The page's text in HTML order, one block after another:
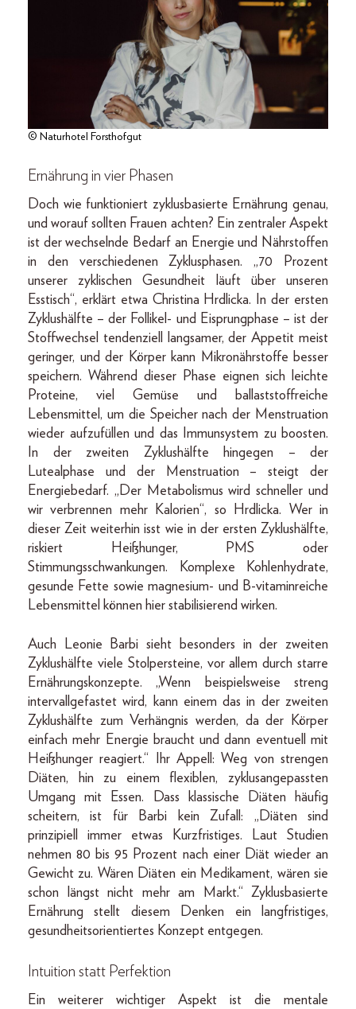
© Naturhotel Forsthofgut
Ernährung in vier Phasen
Doch wie funktioniert zyklusbasierte Ernährung genau,
und worauf sollten Frauen achten? Ein zentraler Aspekt
ist der wechselnde Bedarf an Energie und Nährstoffen
in den verschiedenen Zyklusphasen. „70 Prozent
unserer zyklischen Gesundheit läuft über unseren
Esstisch“, erklärt etwa Christina Hrdlicka. In der ersten
Zyklushälfte – der Follikel- und Eisprungphase – ist der
Stoffwechsel tendenziell langsamer, der Appetit meist
geringer, und der Körper kann Mikronährstoffe besser
speichern. Während dieser Phase eignen sich leichte
Proteine, viel Gemüse und ballaststoffreiche
Lebensmittel, um die Speicher nach der Menstruation
wieder aufzufüllen und das Immunsystem zu boosten.
In der zweiten Zyklushälfte hingegen – der
Lutealphase und der Menstruation – steigt der
Energiebedarf. „Der Metabolismus wird schneller und
wir verbrennen mehr Kalorien“, so Hrdlicka. Wer in
dieser Zeit weiterhin isst wie in der ersten Zyklushälfte,
riskiert Heißhunger, PMS oder
Stimmungsschwankungen. Komplexe Kohlenhydrate,
gesunde Fette sowie magnesium- und B-vitaminreiche
Lebensmittel können hier stabilisierend wirken.
Auch Leonie Barbi sieht besonders in der zweiten
Zyklushälfte viele Stolpersteine, vor allem durch starre
Ernährungskonzepte. „Wenn beispielsweise streng
intervallgefastet wird, kann einem das in der zweiten
Zyklushälfte zum Verhängnis werden, da der Körper
einfach mehr Energie braucht und dann eventuell mit
Heißhunger reagiert.“ Ihr Appell: Weg von strengen
Diäten, hin zu einem flexiblen, zyklusangepassten
Umgang mit Essen. Dass klassische Diäten häufig
scheitern, ist für Barbi kein Zufall: „Diäten sind
prinzipiell immer etwas Kurzfristiges. Laut Studien
nehmen 80 bis 95 Prozent nach einer Diät wieder an
Gewicht zu. Wären Diäten ein Medikament, wären sie
schon längst nicht mehr am Markt.“ Zyklusbasierte
Ernährung stellt diesem Denken ein langfristiges,
gesundheitsorientiertes Konzept entgegen.
Intuition statt Perfektion
Ein weiterer wichtiger Aspekt ist die mentale